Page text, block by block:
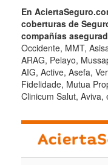
En
coberturas de
compañías
Occidente, MMT,
ARAG, Pelayo,
AIG, Active, Asefa,
Fidelidade, Mutua
Clinicum Salut, Aviva,